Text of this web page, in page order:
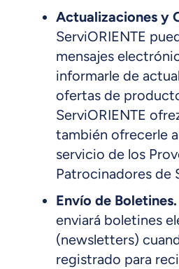
Actualizaciones y
ServiORIENTE
mensajes
informarle de
ofertas de
ServiORIENTE
también ofrecerle
servicio de los
Patrocinadores de
Envío de Boletines.
enviará boletines
(newsletters)
registrado para